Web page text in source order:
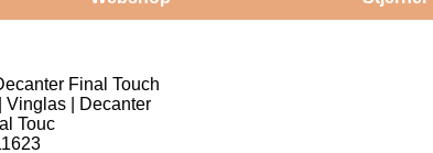
Final Touch
Vinglas | Decanter
Touc